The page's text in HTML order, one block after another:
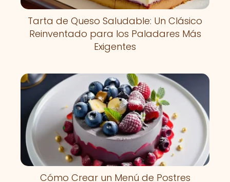
Tarta de Queso Saludable: Un Clásico
Reinventado para los Paladares Más
Exigentes
Cómo Crear un Menú de Postres